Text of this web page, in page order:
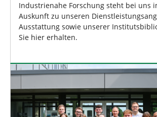
Industrienahe Forschung steht bei uns
Auskunft zu unseren
Ausstattung sowie unserer
Sie hier erhalten.